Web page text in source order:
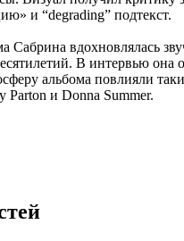
и “degrading” подтекст.
Сабрина вдохновлялась
В интервью она
альбома повлияли
Parton и Donna Summer.